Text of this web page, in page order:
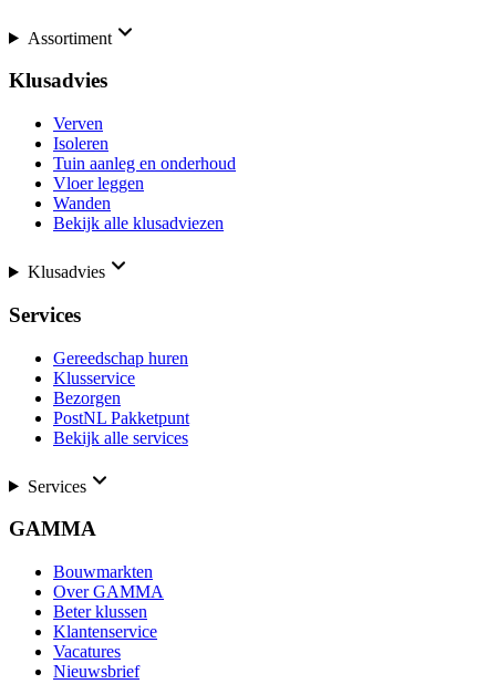
Assortiment
Klusadvies
Verven
Isoleren
Tuin aanleg en onderhoud
Vloer leggen
Wanden
Bekijk alle klusadviezen
Klusadvies
Services
Gereedschap huren
Klusservice
Bezorgen
PostNL Pakketpunt
Bekijk alle services
Services
GAMMA
Bouwmarkten
Over GAMMA
Beter klussen
Klantenservice
Vacatures
Nieuwsbrief